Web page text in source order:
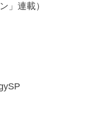
」連載）